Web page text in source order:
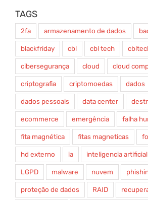
TAGS
2fa armazenamento de dados
blackfriday cbl cbl tech
cibersegurança cloud cloud
criptografia criptomoedas dados
dados pessoais data center
ecommerce emergência falha
fita magnética fitas magneticas
hd externo ia inteligencia artificial
LGPD malware nuvem
proteção de dados RAID